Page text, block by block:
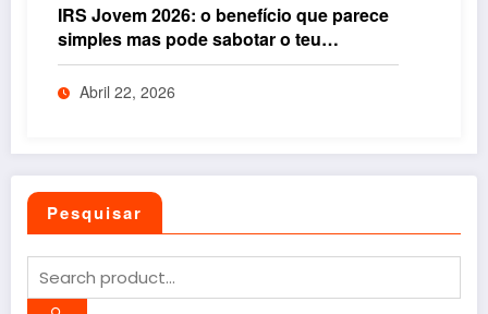
IRS Jovem 2026: o benefício que parece
simples mas pode sabotar o teu
rendimento se não entenderes isto
Abril 22, 2026
Pesquisar